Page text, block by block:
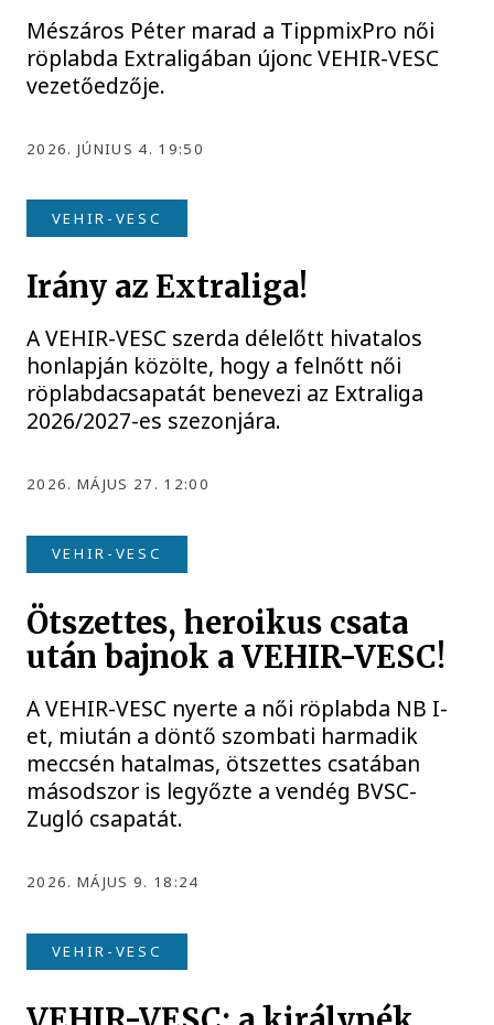
Mészáros Péter marad a TippmixPro női
röplabda Extraligában újonc VEHIR-VESC
vezetőedzője.
2026. JÚNIUS 4. 19:50
VEHIR-VESC
Irány az Extraliga!
A VEHIR-VESC szerda délelőtt hivatalos
honlapján közölte, hogy a felnőtt női
röplabdacsapatát benevezi az Extraliga
2026/2027-es szezonjára.
2026. MÁJUS 27. 12:00
VEHIR-VESC
Ötszettes, heroikus csata
után bajnok a VEHIR-VESC!
A VEHIR-VESC nyerte a női röplabda NB I-
et, miután a döntő szombati harmadik
meccsén hatalmas, ötszettes csatában
másodszor is legyőzte a vendég BVSC-
Zugló csapatát.
2026. MÁJUS 9. 18:24
VEHIR-VESC